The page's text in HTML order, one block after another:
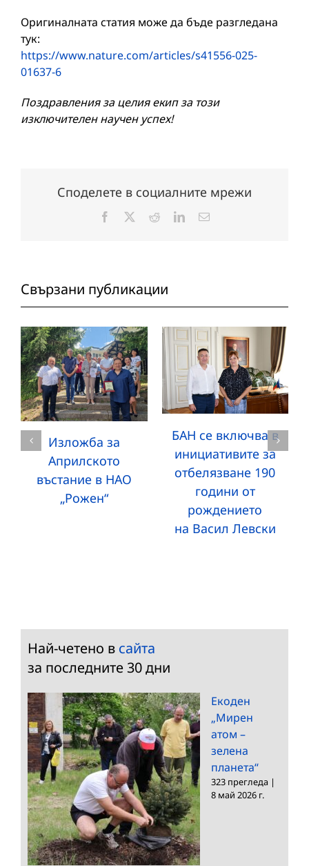
Оригиналната статия може да бъде разгледана
тук:
https://www.nature.com/articles/s41556-025-
01637-6
Поздравления за целия екип за този
изключителен научен успех!
Споделете в социалните мрежи
Facebook RedditLinkedInЕлектронна
Свързани публикации
Изложба за
Априлското
въстание в НАО
„Рожен“
БАН се включва в
инициативите за
отбелязване 190
години от
рождението
на Васил Левски
Най-четено в сайта
за последните 30 дни
Екоден
„Мирен
атом –
зелена
планета“
323 прегледа |
8 май 2026 г.